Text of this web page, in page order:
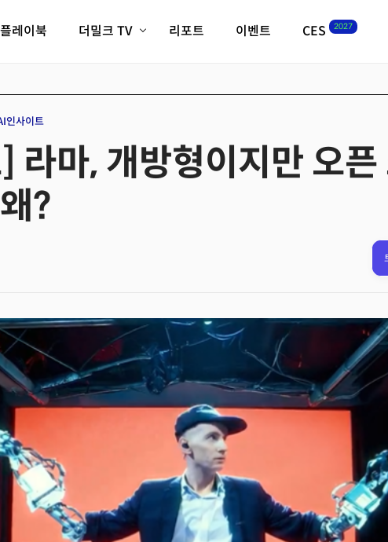
레이북 더밀크 TV
크리스의 뉴욕 시그널
리포트 이벤트 CES 2027
필드 가이드
CES2027 with
인사이트
라마, 개방형이지만 오
?